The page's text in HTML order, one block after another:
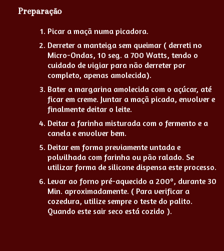
Preparação
Picar a maçã numa picadora.
Derreter a manteiga sem queimar ( derreti no
Micro-Ondas, 10 seg. a 700 Watts, tendo o
cuidado de vigiar para não derreter por
completo, apenas amolecida).
Bater a margarina amolecida com o açúcar, até
ficar em creme. Juntar a maçã picada, envolver e
finalmente deitar o leite.
Deitar a farinha misturada com o fermento e a
canela e envolver bem.
Deitar em forma previamente untada e
polvilhada com farinha ou pão ralado. Se
utilizar forma de silicone dispensa este processo.
Levar ao forno pré-aquecido a 200º, durante 30
Min. aproximadamente. ( Para verificar a
cozedura, utilize sempre o teste do palito.
Quando este sair seco está cozido ).